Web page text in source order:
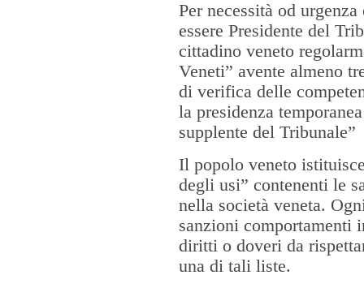
Per necessità od
essere Presidente del
cittadino veneto
Veneti” avente almeno
di verifica delle
la presidenza
supplente del Tribunale”
Il popolo veneto
degli usi” contenenti le
nella società veneta.
sanzioni comportamenti
diritti o doveri da
una di tali liste.